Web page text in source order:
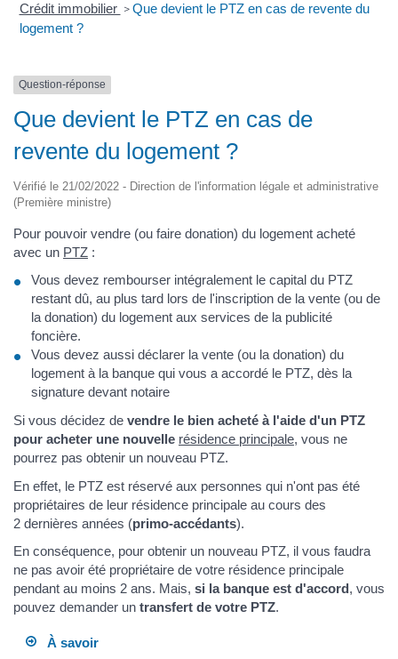
Crédit immobilier > Que devient le PTZ en cas de revente du
logement ?
Question-réponse
Que devient le PTZ en cas de
revente du logement ?
Vérifié le 21/02/2022 - Direction de l'information légale et administrative
(Première ministre)
Pour pouvoir vendre (ou faire donation) du logement acheté
avec un PTZ :
Vous devez rembourser intégralement le capital du PTZ
restant dû, au plus tard lors de l'inscription de la vente (ou de
la donation) du logement aux services de la publicité
foncière.
Vous devez aussi déclarer la vente (ou la donation) du
logement à la banque qui vous a accordé le PTZ, dès la
signature devant notaire
Si vous décidez de vendre le bien acheté à l'aide d'un PTZ
pour acheter une nouvelle résidence principale, vous ne
pourrez pas obtenir un nouveau PTZ.
En effet, le PTZ est réservé aux personnes qui n'ont pas été
propriétaires de leur résidence principale au cours des
2 dernières années (primo-accédants).
En conséquence, pour obtenir un nouveau PTZ, il vous faudra
ne pas avoir été propriétaire de votre résidence principale
pendant au moins 2 ans. Mais, si la banque est d'accord, vous
pouvez demander un transfert de votre PTZ.
À savoir